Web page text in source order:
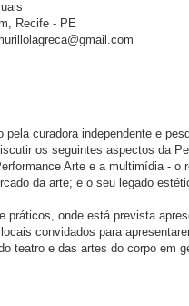
Recife - PE
curadora independente e
os seguintes aspectos da
Arte e a multimídia - o
da arte; e o seu legado
onde está prevista
convidados para
teatro e das artes do corpo em